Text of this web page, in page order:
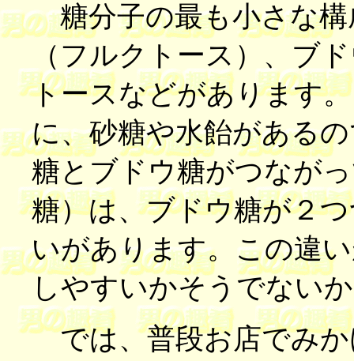
糖分子の最も小さな構
（フルクトース）、ブ
トースなどがあります
に、砂糖や水飴がある
糖とブドウ糖がつなが
糖）は、ブドウ糖が２
いがあります。この違
しやすいかそうでない
では、普段お店でみか